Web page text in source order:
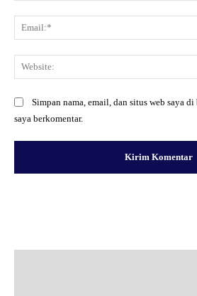
Simpan nama, email, dan situs web saya
saya berkomentar.